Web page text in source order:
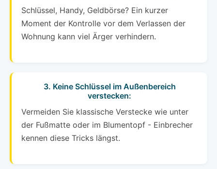
Schlüssel, Handy, Geldbörse? Ein kurzer
Moment der Kontrolle vor dem Verlassen der
Wohnung kann viel Ärger verhindern.
3. Keine Schlüssel im Außenbereich
verstecken:
Vermeiden Sie klassische Verstecke wie unter
der Fußmatte oder im Blumentopf - Einbrecher
kennen diese Tricks längst.